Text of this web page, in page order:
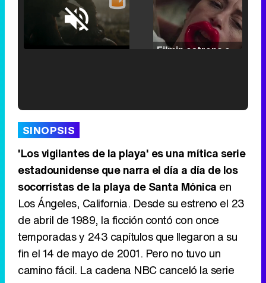
Unmute /
Loaded
25.30%
Tráiler de '33 días', la nueva serie de Atresplayer con Julián Villagrán y José Manuel Poga
SINOPSIS
'Los vigilantes de la playa' es una mítica serie
estadounidense que narra el día a día de los
socorristas de la playa de Santa Mónica en
Los Ángeles, California. Desde su estreno el 23
de abril de 1989, la ficción contó con once
temporadas y 243 capítulos que llegaron a su
fin el 14 de mayo de 2001. Pero no tuvo un
camino fácil. La cadena NBC canceló la serie